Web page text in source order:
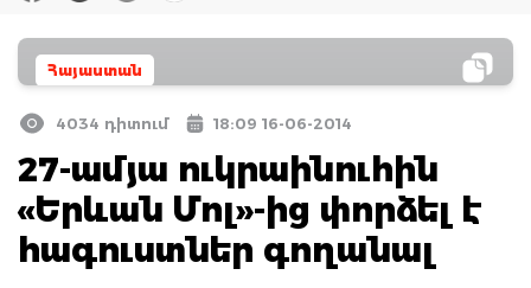
Հայաստան
4034 դիտում 18:09 16-06-2014
27-ամյա ուկրաինուհին
«Երևան Մոլ»-ից փորձել է
հագուստներ գողանալ